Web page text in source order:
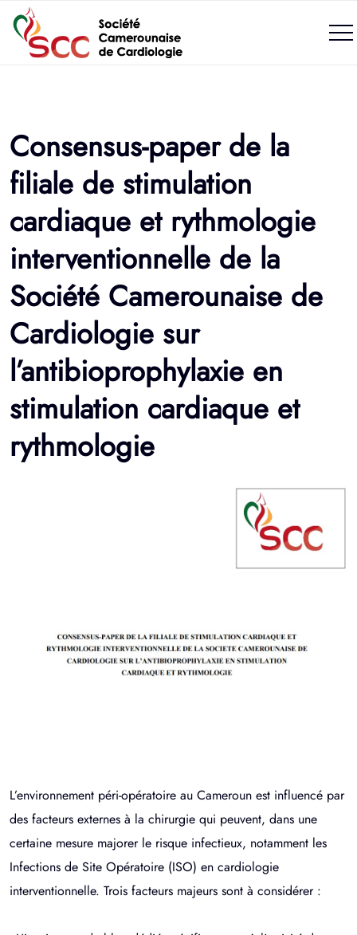
Consensus-paper de la
filiale de stimulation
cardiaque et rythmologie
interventionnelle de la
Société Camerounaise de
Cardiologie sur
l’antibioprophylaxie en
stimulation cardiaque et
rythmologie
L’environnement péri-opératoire au Cameroun est influencé par
des facteurs externes à la chirurgie qui peuvent, dans une
certaine mesure majorer le risque infectieux, notamment les
Infections de Site Opératoire (ISO) en cardiologie
interventionnelle. Trois facteurs majeurs sont à considérer :